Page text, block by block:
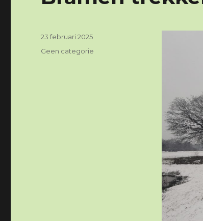
Geplaatst
op
23 februari 2025
Categorieën
Geen categorie